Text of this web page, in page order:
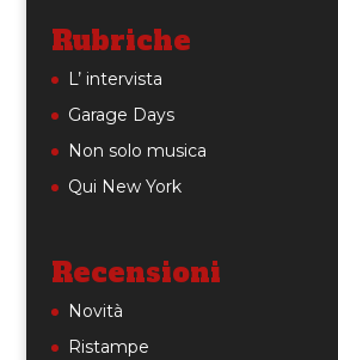
Rubriche
L’ intervista
Garage Days
Non solo musica
Qui New York
Recensioni
Novità
Ristampe